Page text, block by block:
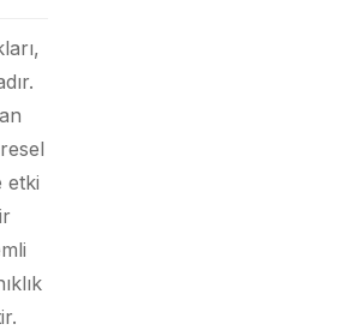
etki